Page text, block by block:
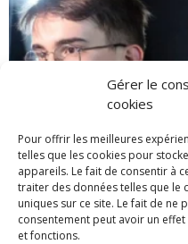
Gérer le
cookies
Pour offrir les meilleures
telles que les cookies pour
appareils. Le fait de consentir à
traiter des données telles que le
uniques sur ce site. Le fait de ne
consentement peut avoir un
et fonctions.
EN BREF – LA
1